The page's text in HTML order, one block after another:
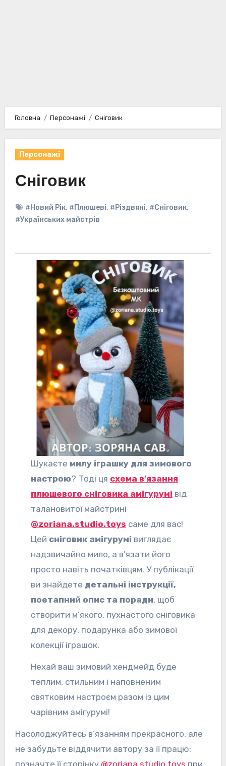
Головна Персонажі Сніговик
Персонажі
Сніговик
#Новий Рік, #Плюшеві, #Різдвяні, #Сніговик,
#Українських майстрів
Шукаєте милу іграшку для зимового
настрою? Тоді ця схема в’язання
плюшевого сніговика амігурумі від
талановитої майстрині
@zoriana.studio.toys саме для вас!
Цей сніговик амігурумі виглядає
надзвичайно мило, а в’язати його
просто навіть початківцям. У публікації
ви знайдете детальні інструкції,
поетапний опис та поради, щоб
створити м’якого, пухнастого сніговика
для декору, подарунка або зимової
колекції іграшок.
Нехай ваш зимовий хендмейд буде
теплим, стильним і наповненим
святковим настроєм разом із цим
чарівним амігурумі!
Насолоджуйтесь в’язанням прекрасного, але
не забудьте віддячити автору за її працю:
позначте її сторінку @zoriana.studio.toys при